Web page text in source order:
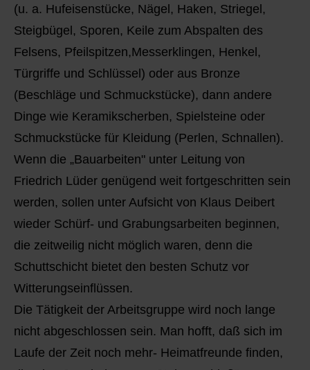
(u. a. Hufeisenstücke, Nägel, Haken, Striegel,
Steigbügel, Sporen, Keile zum Abspalten des
Felsens, Pfeilspitzen,Messerklingen, Henkel,
Türgriffe und Schlüssel) oder aus Bronze
(Beschläge und Schmuckstücke), dann andere
Dinge wie Keramikscherben, Spielsteine oder
Schmuckstücke für Kleidung (Perlen, Schnallen).
Wenn die „Bauarbeiten" unter Leitung von
Friedrich Lüder genügend weit fortgeschritten sein
werden, sollen unter Aufsicht von Klaus Deibert
wieder Schürf- und Grabungsarbeiten beginnen,
die zeitweilig nicht möglich waren, denn die
Schuttschicht bietet den besten Schutz vor
Witterungseinflüssen.
Die Tätigkeit der Arbeitsgruppe wird noch lange
nicht abgeschlossen sein. Man hofft, daß sich im
Laufe der Zeit noch mehr- Heimatfreunde finden,